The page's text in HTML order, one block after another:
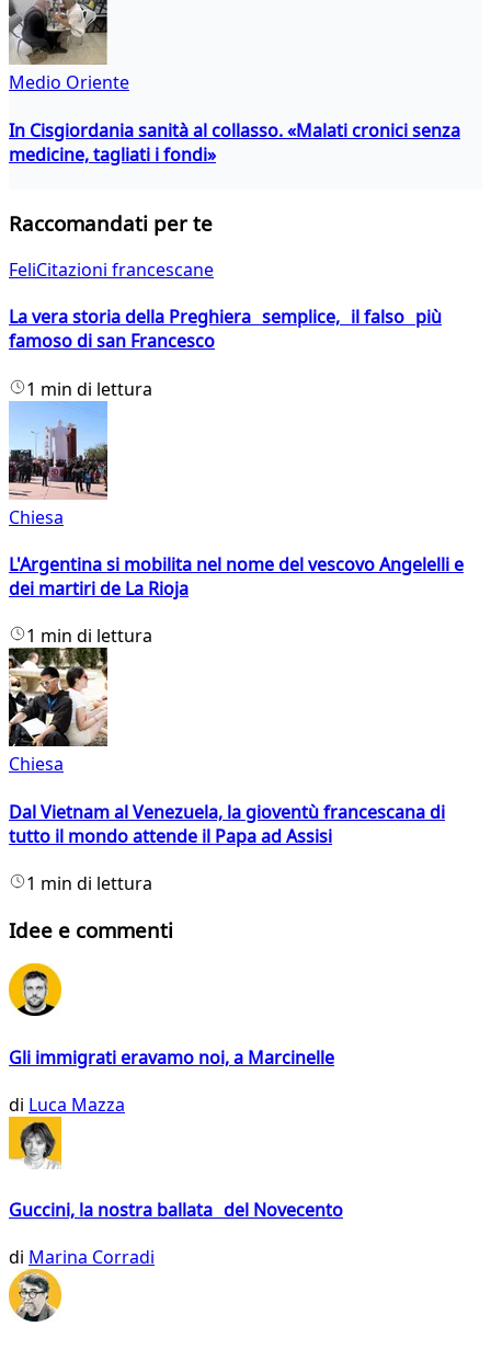
Medio Oriente
In Cisgiordania sanità al collasso. «Malati cronici senza
medicine, tagliati i fondi»
Raccomandati per te
FeliCitazioni francescane
La vera storia della Preghiera semplice, il falso più
famoso di san Francesco
1 min di lettura
Chiesa
L'Argentina si mobilita nel nome del vescovo Angelelli e
dei martiri de La Rioja
1 min di lettura
Chiesa
Dal Vietnam al Venezuela, la gioventù francescana di
tutto il mondo attende il Papa ad Assisi
1 min di lettura
Idee e commenti
Gli immigrati eravamo noi, a Marcinelle
di Luca Mazza
Guccini, la nostra ballata del Novecento
di Marina Corradi